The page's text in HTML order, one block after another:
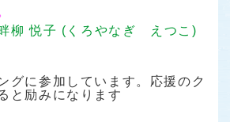
柳 悦子 (くろやなぎ えつこ)
グに参加しています。応援のク
と励みになります